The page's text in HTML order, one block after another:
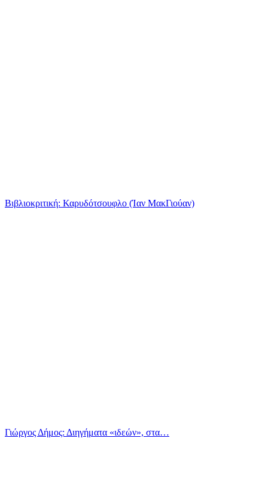
Βιβλιοκριτική: Καρυδότσουφλο (Ίαν ΜακΓιούαν)
Γιώργος Δήμος: Διηγήματα «ιδεών», στα…